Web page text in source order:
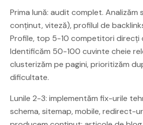
Prima lună: audit complet.
conținut, viteză), profilul de
Profile, top 5-10 competitori direcți
Identificăm 50-100 cuvinte cheie
clusterizăm pe pagini, prioritizăm
dificultate.
Lunile 2-3: implementăm fix-urile
schema, sitemap, mobile, redirect-